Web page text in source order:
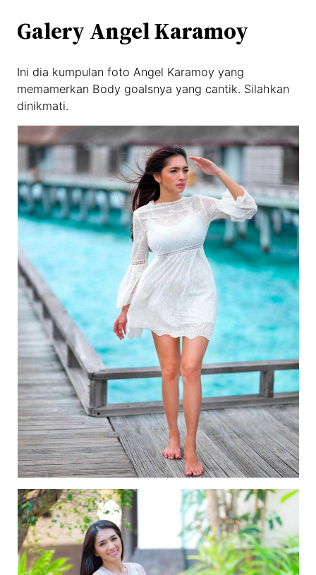
Galery Angel Karamoy
Ini dia kumpulan foto Angel Karamoy yang
memamerkan Body goalsnya yang cantik. Silahkan
dinikmati.